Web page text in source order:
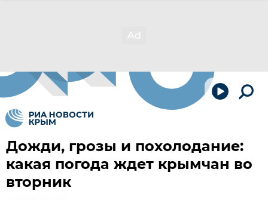
Дожди, грозы и похолодание:
какая погода ждет крымчан во
вторник